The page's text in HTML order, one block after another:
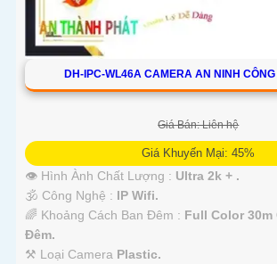
DH-IPC-WL46A CAMERA AN NINH
Giá Bán: Liên hệ
Giá Khuyến Mại: 45%
👁 Hình Ành Chất Lượng : Ultra 2k + .
🕉️ Công Nghệ : IP Wifi.
🌈 Khoảng Cách Ban Đêm : Full Color 30m
Ðêm.
⚒ Loại Camera Plastic.